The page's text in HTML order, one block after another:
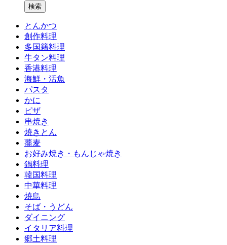
とんかつ
創作料理
多国籍料理
牛タン料理
香港料理
海鮮・活魚
パスタ
かに
ピザ
串焼き
焼きとん
蕎麦
お好み焼き・もんじゃ焼き
鍋料理
韓国料理
中華料理
焼鳥
そば・うどん
ダイニング
イタリア料理
郷土料理